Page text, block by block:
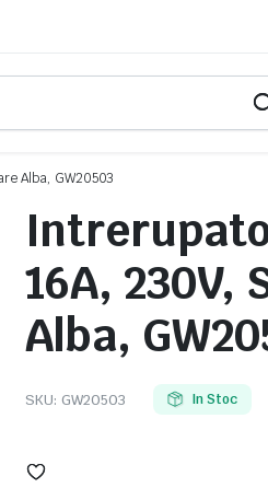
Alba, GW20503
16A, 230V,
Alba,
SKU: GW20503 In Stoc